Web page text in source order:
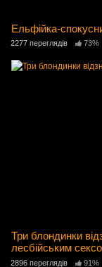
Ельфійка-
2277 переглядів 73%
Три блондинки
лесбійським
2896 переглядів 91%